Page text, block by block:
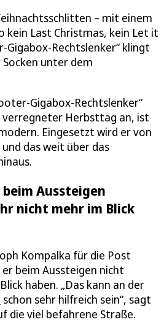
– mit einem
kein Last Christmas, kein Let it
Gigabox-Rechtslenker“ klingt
unter dem
Gigabox-Rechtslenker“
verregneter Herbsttag an, ist
Eingesetzt wird er von
das weit über das
Aussteigen
nicht mehr im Blick
Kompalka für die Post
beim Aussteigen nicht
haben. „Das kann an der
schon sehr hilfreich sein“, sagt
die viel befahrene Straße.